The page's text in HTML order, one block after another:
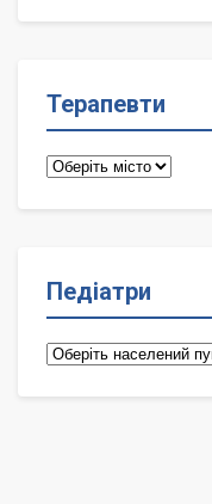
Терапевти
Терапевти
Педіатри
Педіатри